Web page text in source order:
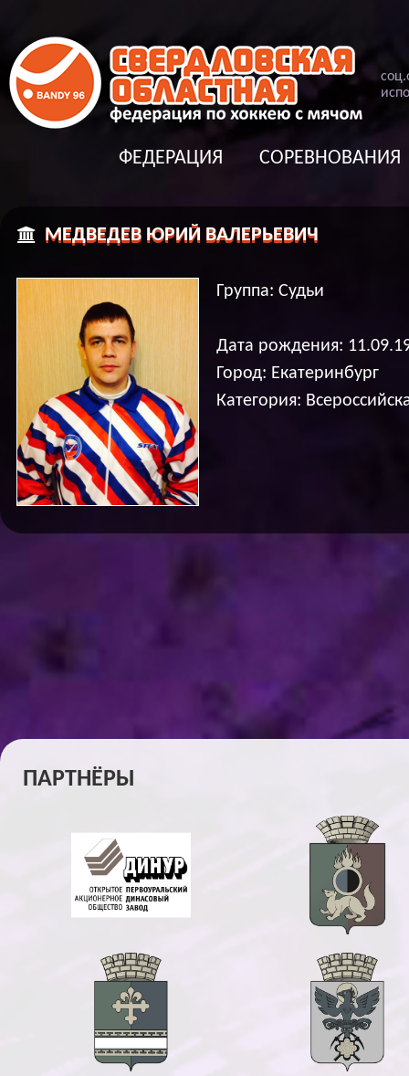
соц.
ФЕДЕРАЦИЯ СОРЕВНОВАНИЯ
МЕДВЕДЕВ ЮРИЙ ВАЛЕРЬЕВИЧ
Группа: Судьи
Дата рождения:
Город: Екатеринбург
Категория:
ПАРТНЁРЫ